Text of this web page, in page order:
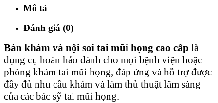
Mô tả
Đánh giá (0)
Bàn khám và nội soi tai mũi họng cao cấp là
dụng cụ hoàn hảo dành cho mọi bệnh viện hoặc
phòng khám tai mũi họng, đáp ứng và hỗ trợ được
đầy đủ nhu cầu khám và làm thủ thuật lâm sàng
của các bác sỹ tai mũi họng.